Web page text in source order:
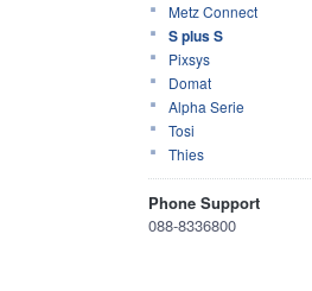
Metz Connect
S plus S
Pixsys
Domat
Alpha Serie
Tosi
Thies
Phone Support
088-8336800